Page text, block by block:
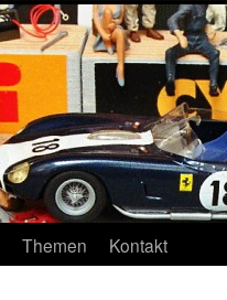
Themen Kontakt